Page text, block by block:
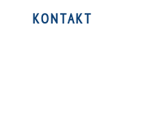
KONTAKT